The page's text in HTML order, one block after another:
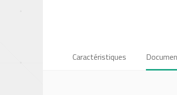
Caractéristiques